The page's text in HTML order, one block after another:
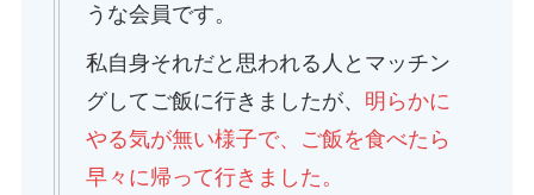
うな会員です。
私自身それだと思われる人とマッチン
グしてご飯に行きましたが、 明らかに
やる気が無い様子で、ご飯を食べたら
早々に帰って行きました。